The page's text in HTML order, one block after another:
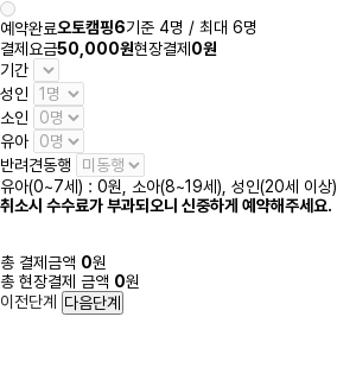
예약완료오토캠핑6기준 4명 / 최대 6명
결제요금50,000원현장결제0원
기간
성인
소인
유아
반려견동행
유아(0~7세) : 0원, 소아(8~19세), 성인(20세 이상)
취소시 수수료가 부과되오니 신중하게 예약해주세요.
총 결제금액 0원
총 현장결제 금액 0원
이전단계 다음단계